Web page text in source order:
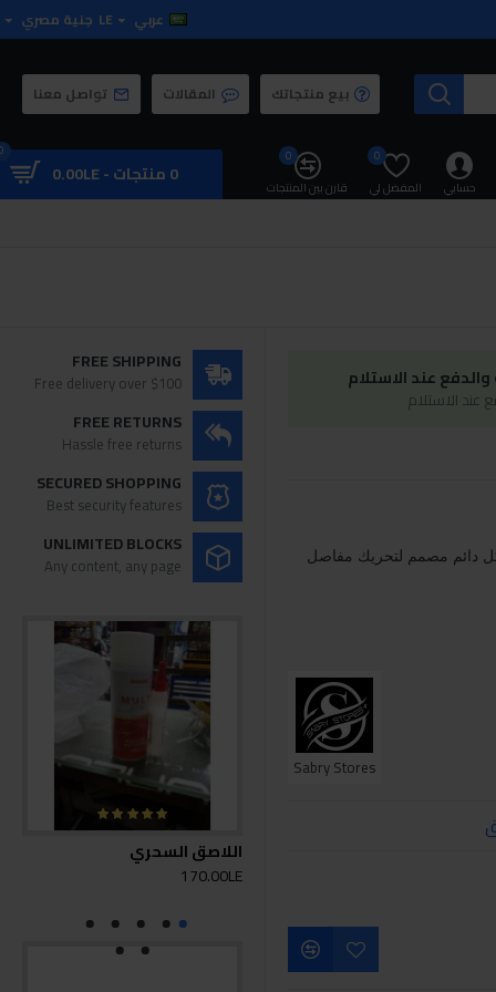
عربي LE جنية مصري
بيع منتجاتك المقالات تواصل معنا
حسابي المفضل لي
0
قارن بين المنتجات
0
0 منتجات - 0.00LE
عند الاستلام
الاستلام
دائم مصمم لتحريك مفاصل
Sabry Stores
FREE SHIPPING
Free delivery over $100
FREE RETURNS
Hassle free returns
SECURED SHOPPING
Best security features
UNLIMITED BLOCKS
Any content, any page
اللاصق السحري
170.00LE